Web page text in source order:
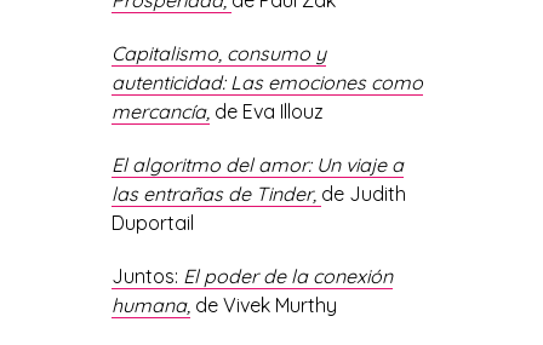
Capitalismo, consumo y
autenticidad: Las emociones como
mercancía,de Eva Illouz
El algoritmo del amor: Un viaje a
las entrañas de Tinder, de Judith
Duportail
Juntos: El poder de la conexión
humana, de Vivek Murthy